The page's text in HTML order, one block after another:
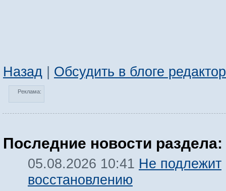
Назад | Обсудить в блоге
Реклама:
Последние новости раздела:
05.08.2026 10:41 Не подлежит
восстановлению